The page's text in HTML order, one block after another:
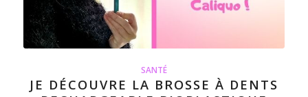
SANTÉ
JE DÉCOUVRE LA BROSSE À DENTS